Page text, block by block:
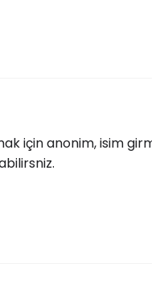
için anonim, isim